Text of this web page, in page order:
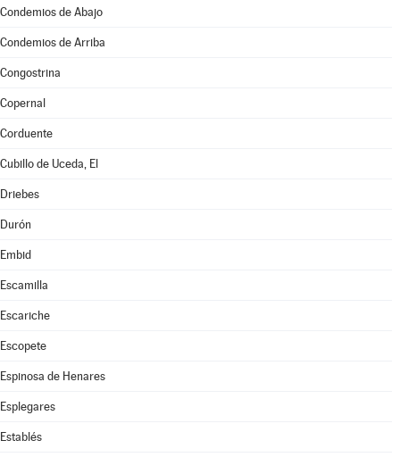
Condemios de Abajo
Condemios de Arriba
Congostrina
Copernal
Corduente
Cubillo de Uceda, El
Driebes
Durón
Embid
Escamilla
Escariche
Escopete
Espinosa de Henares
Esplegares
Establés